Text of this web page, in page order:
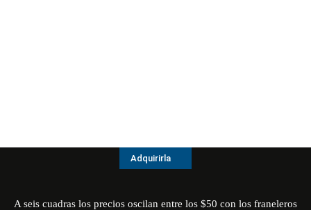
Adquirirla
A seis cuadras los precios oscilan entre los $50 con los franeleros